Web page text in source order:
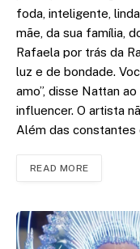
foda, inteligente,
mãe, da sua família,
Rafaela por trás da
luz e de bondade.
amo”, disse Nattan
influencer. O artista
Além das constantes
READ MORE